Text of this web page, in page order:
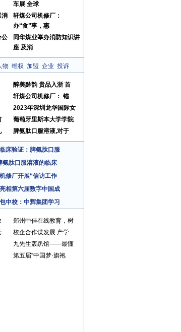
车展 全球
消
轩煤公司机修厂：
办“食”事，惠
公
同华煤业举办消防知识讲
座 及消
物 维权 加盟 企业 投诉
醉美黔韵 贵品入浙 首
轩煤公司机修厂： 锚
2023年深圳龙华国际女
葡萄牙里斯本大学学院
脾氨肽口服溶液,对于
临床验证：脾氨肽口服
氨肽口服溶液的临床
机修厂开展“信访工作
亮相第六届数字中国成
包中校：中辉集团学习
郑州中佳在线教育，树
校企合作谋发展 产学
九先生轰趴馆——最懂
第五届“中国梦·旗袍